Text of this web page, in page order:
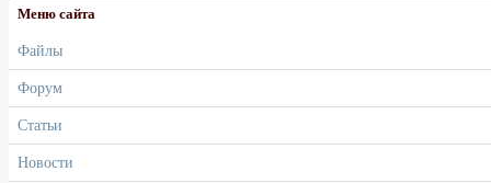
Меню сайта
Файлы
Форум
Статьи
Новости